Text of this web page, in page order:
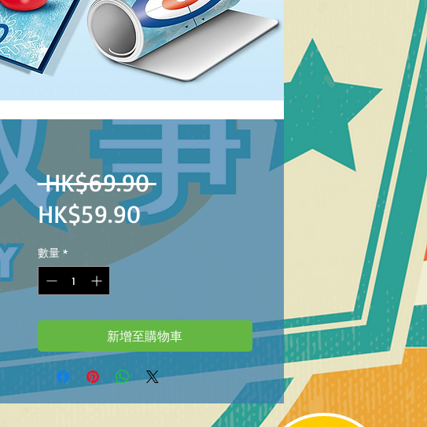
HK$69.90 一
般
價
HK$59.90促
銷
格
數量 *
新增至購物車